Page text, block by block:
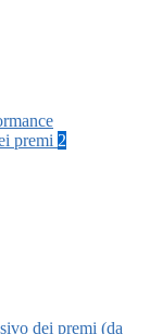
premi 2
dei premi (da